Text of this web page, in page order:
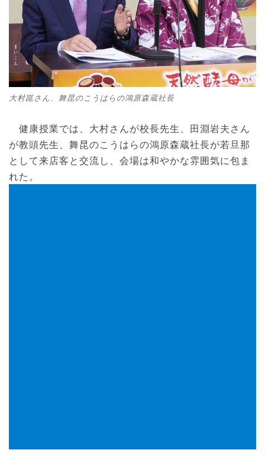
大村崑さん、舞昆のこうはらの鴻原森蔵社長
健康授業では、大村さんが校長先生、田淵岩夫さん
が教頭先生、舞昆のこうはらの鴻原森蔵社長が若旦那
として来店客と交流し、会場は和やかな雰囲気に包ま
れた。